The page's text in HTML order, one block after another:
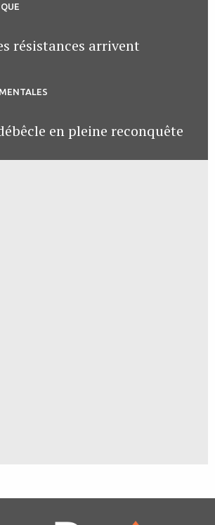
résistances arrivent
en pleine reconquête